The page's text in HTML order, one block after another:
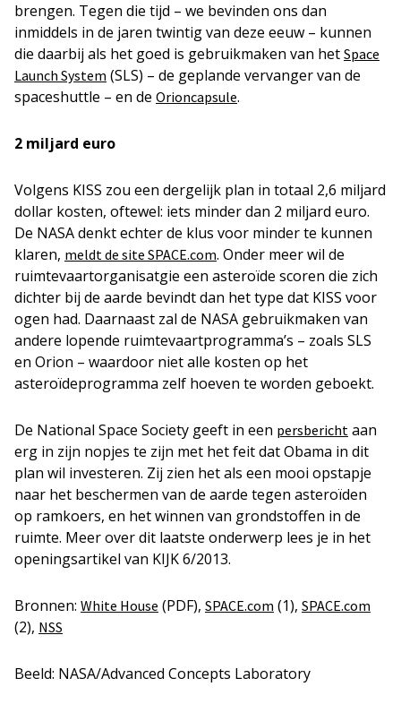
brengen. Tegen die tijd – we bevinden ons dan
inmiddels in de jaren twintig van deze eeuw – kunnen
die daarbij als het goed is gebruikmaken van het Space
Launch System (SLS) – de geplande vervanger van de
spaceshuttle – en de Orioncapsule.
2 miljard euro
Volgens KISS zou een dergelijk plan in totaal 2,6 miljard
dollar kosten, oftewel: iets minder dan 2 miljard euro.
De NASA denkt echter de klus voor minder te kunnen
klaren, meldt de site SPACE.com. Onder meer wil de
ruimtevaartorganisatgie een asteroïde scoren die zich
dichter bij de aarde bevindt dan het type dat KISS voor
ogen had. Daarnaast zal de NASA gebruikmaken van
andere lopende ruimtevaartprogramma’s – zoals SLS
en Orion – waardoor niet alle kosten op het
asteroïdeprogramma zelf hoeven te worden geboekt.
De National Space Society geeft in een persbericht aan
erg in zijn nopjes te zijn met het feit dat Obama in dit
plan wil investeren. Zij zien het als een mooi opstapje
naar het beschermen van de aarde tegen asteroïden
op ramkoers, en het winnen van grondstoffen in de
ruimte. Meer over dit laatste onderwerp lees je in het
openingsartikel van KIJK 6/2013.
Bronnen: White House (PDF), SPACE.com (1), SPACE.com
(2), NSS
Beeld: NASA/Advanced Concepts Laboratory